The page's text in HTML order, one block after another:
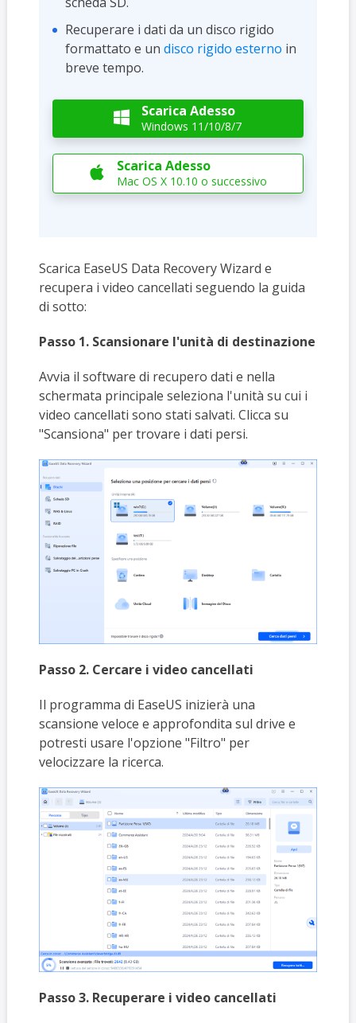
Recuperare i dati da un disco rigido
formattato e undisco rigido esterno in
breve tempo.
 Scarica Adesso
Windows 11/10/8/7
 Scarica Adesso
Mac OS X 10.10 o successivo
Scarica EaseUS Data Recovery Wizard e
recupera i video cancellati seguendo la guida
di sotto:
Passo 1. Scansionare l'unità di destinazione
Avvia il software di recupero dati e nella
schermata principale seleziona l'unità su cui i
video cancellati sono stati salvati. Clicca su
"Scansiona" per trovare i dati persi.
Passo 2. Cercare i video cancellati
Il programma di EaseUS inizierà una
scansione veloce e approfondita sul drive e
potresti usare l'opzione "Filtro" per
velocizzare la ricerca.
Passo 3. Recuperare i video cancellati